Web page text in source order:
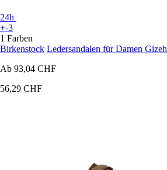
24h
+-3
1 Farben
Birkenstock Ledersandalen für Damen Gizeh
Ab 93,04 CHF
56,29 CHF